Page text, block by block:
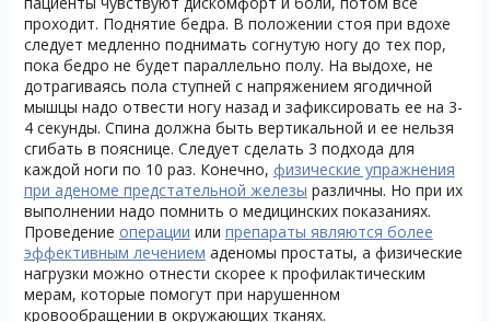
проходит. Поднятие бедра. В положении стоя при вдохе
следует медленно поднимать согнутую ногу до тех пор,
пока бедро не будет параллельно полу. На выдохе, не
дотрагиваясь пола ступней с напряжением ягодичной
мышцы надо отвести ногу назад и зафиксировать ее на 3-
4 секунды. Спина должна быть вертикальной и ее нельзя
сгибать в пояснице. Следует сделать 3 подхода для
каждой ноги по 10 раз. Конечно, физические упражнения
при аденоме предстательной железы различны. Но при их
выполнении надо помнить о медицинских показаниях.
Проведение операции или препараты являются более
эффективным лечением аденомы простаты, а физические
нагрузки можно отнести скорее к профилактическим
мерам, которые помогут при нарушенном
кровообращении в окружающих тканях.